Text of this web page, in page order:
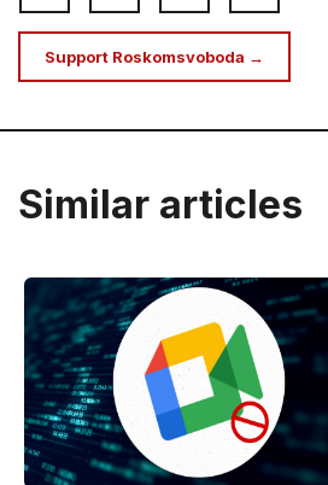
Support Roskomsvoboda →
Similar articles